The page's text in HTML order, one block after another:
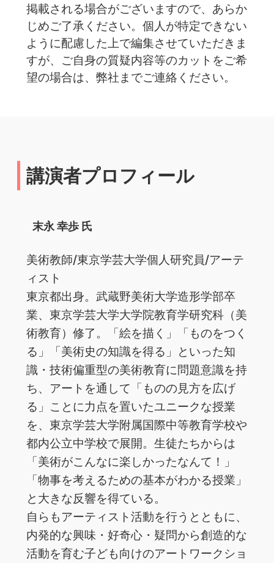
掲載される場合がございますので、あらか
じめご了承ください。個人が特定できない
ように配慮した上で編集させていただきま
すが、ご自身の質疑内容等のカットをご希
望の場合は、弊社までご連絡ください。
講演者プロフィール
末永 幸歩 氏
美術教師/東京学芸大学個人研究員/アーテ
ィスト
東京都出身。武蔵野美術大学造形学部卒
業、東京学芸大学大学院教育学研究科（美
術教育）修了。「絵を描く」「ものをつく
る」「美術史の知識を得る」といった知
識・技術偏重型の美術教育に問題意識を持
ち、アートを通して「ものの見方を広げ
る」ことに力点を置いたユニークな授業
を、東京学芸大学附属国際中等教育学校や
都内公立中学校で展開。生徒たちからは
「美術がこんなに楽しかったなんて！」
「物事を考えるための基本がわかる授業」
と大きな反響を得ている。
自らもアーティスト活動を行うとともに、
内発的な興味・好奇心・疑問から創造的な
活動を育む子ども向けのアートワークショ